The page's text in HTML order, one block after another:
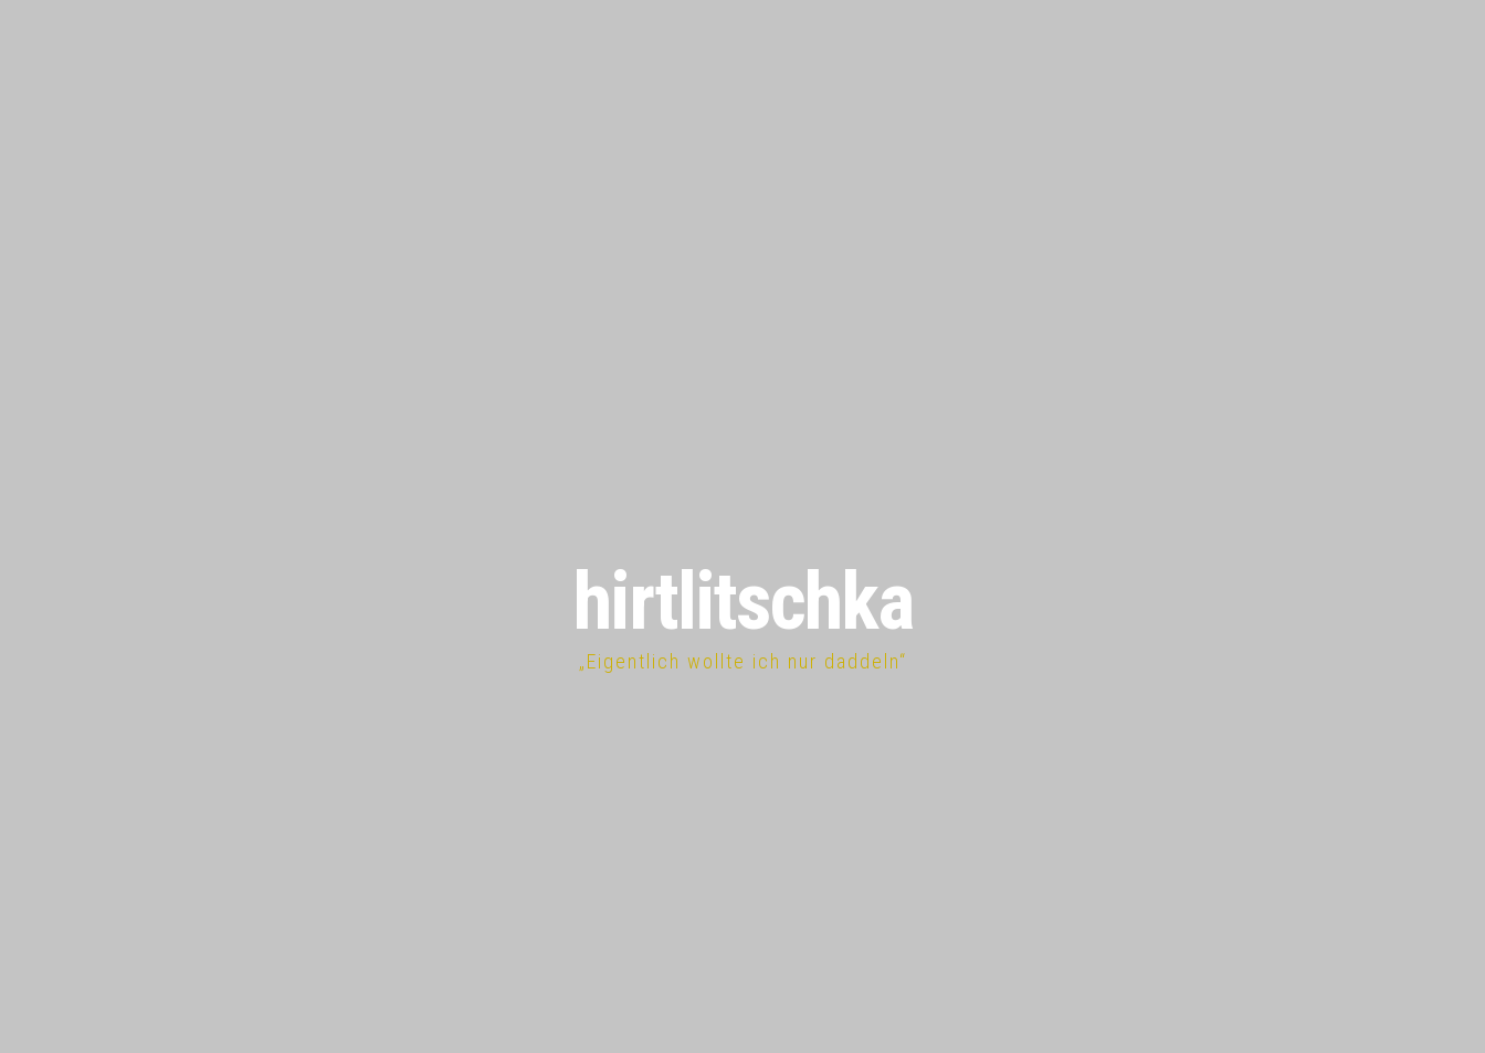
hirtlitschka
„Eigentlich wollte ich nur daddeln“